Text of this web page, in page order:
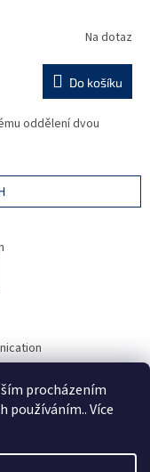
procházením
používáním.. Více
Na dotaz
Do košíku
oddělení dvou